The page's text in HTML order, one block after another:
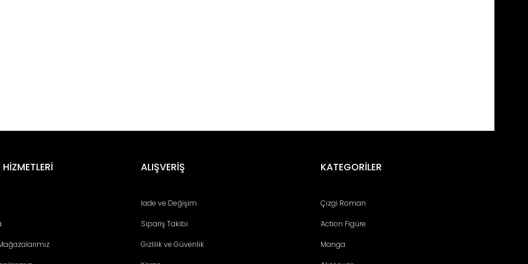
gayet sevdim
ALIŞVERİŞ
İade ve Değişim
Sipariş Takibi
Gizlilik ve Güvenlik
KATEGORİLER
Çizgi Roman
Action Figüre
Manga